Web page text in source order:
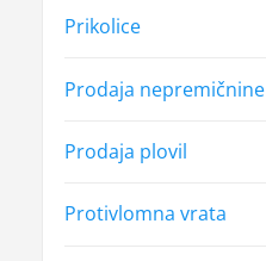
Prikolice
Prodaja nepremičnine
Prodaja plovil
Protivlomna vrata